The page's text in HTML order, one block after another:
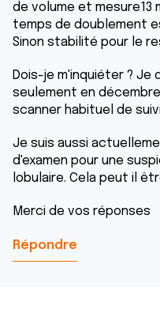
de volume et mesure13
temps de doublement
Sinon stabilité pour le
Dois-je m'inquiéter ? Je
seulement en
scanner habituel de
Je suis aussi
d'examen pour une
lobulaire. Cela peut il
Merci de vos réponses
Répondre